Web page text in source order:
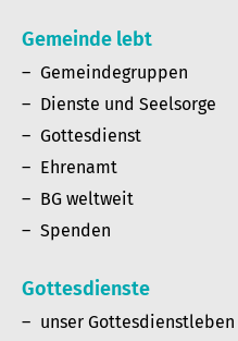
Gemeinde lebt
Gemeindegruppen
Dienste und Seelsorge
Gottesdienst
Ehrenamt
BG weltweit
Spenden
Gottesdienste
unser Gottesdienstleben